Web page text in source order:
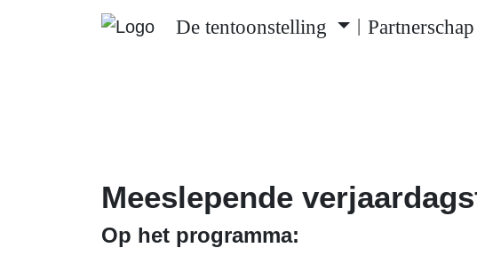
De tentoonstelling | Partnerschap
Meeslepende
Op het programma: